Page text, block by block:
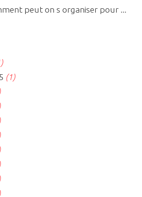
peut on s organiser pour ...
(1)